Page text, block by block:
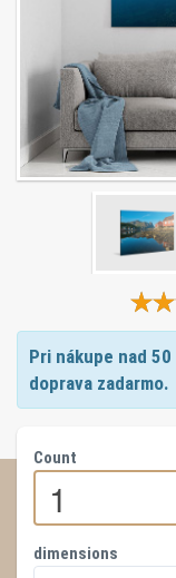
Pri nákupe nad 50
doprava zadarmo.
Count
dimensions